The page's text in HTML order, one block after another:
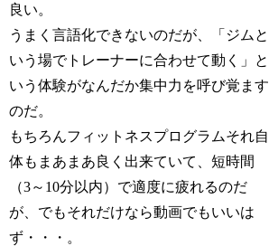
良い。
うまく言語化できないのだが、「ジムと
いう場でトレーナーに合わせて動く」と
いう体験がなんだか集中力を呼び覚ます
のだ。
もちろんフィットネスプログラムそれ自
体もまあまあ良く出来ていて、短時間
（3～10分以内）で適度に疲れるのだ
が、でもそれだけなら動画でもいいは
ず・・・。